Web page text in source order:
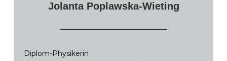
Jolanta Poplawska-Wieting
Diplom-Physikerin